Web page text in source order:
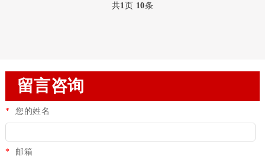
共1页 10条
留言咨询
* 您的姓名
* 邮箱